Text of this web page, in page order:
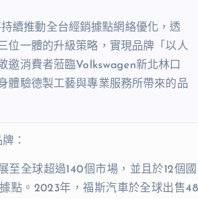
續推動全台經銷據點網絡優化，透
位一體的升級策略，實現品牌「以人
邀消費者蒞臨Volkswagen新北林口
體驗德製工藝與專業服務所帶來的品
：
至全球超過140個市場，並且於12個
點。2023年，福斯汽車於全球出售